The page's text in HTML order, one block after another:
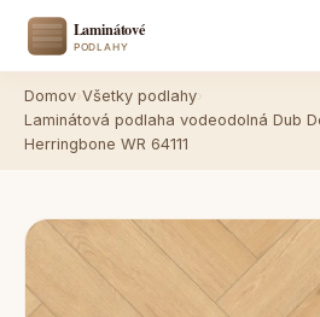
Domov Všetky podlahy
Laminátová podlaha vodeodolná Dub
Herringbone WR 64111